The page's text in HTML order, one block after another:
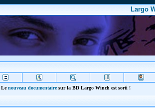
Largo
Lenouveau documentairesur la BD Largo Winch est sorti !